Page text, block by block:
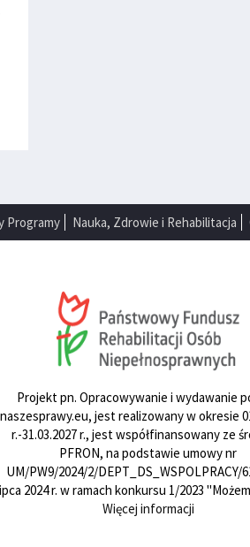
Programy Nauka, Zdrowie i Rehabilitacja
Projekt pn. Opracowywanie i wydawanie
naszesprawy.eu, jest realizowany w okresie
r.-31.03.2027 r., jest współfinansowany ze
PFRON, na podstawie umowy nr
UM/PW9/2024/2/DEPT_DS_WSPOLPRACY/
2024 r. w ramach konkursu 1/2023
Więcej informacji